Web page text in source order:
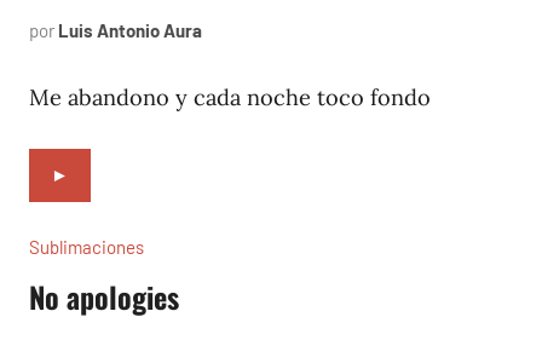
por Luis Antonio Aura
2023
Me abandono y cada noche toco fondo
►
Sublimaciones
No apologies